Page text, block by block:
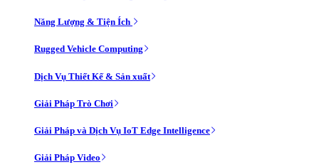
Năng Lượng & Tiện Ích
Rugged Vehicle Computing
Dịch Vụ Thiết Kế & Sản xuất
Giải Pháp Trò Chơi
Giải Pháp và Dịch Vụ IoT Edge Intelligence
Giải Pháp Video